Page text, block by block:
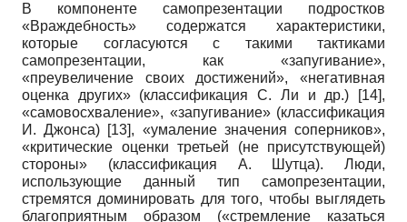
В компоненте самопрезентации подростков
«Враждебность» содержатся характеристики,
которые согласуются с такими тактиками
самопрезентации, как «запугивание»,
«преувеличение своих достижений», «негативная
оценка других» (классификация С. Ли и др.)
[14],
«самовосхваление», «запугивание» (классификация
И. Джонса) [13], «умаление значения соперников»,
«критические оценки третьей (не присутствующей)
стороны» (классификация А. Шутца). Люди,
использующие данный тип самопрезентации,
стремятся доминировать для того, чтобы выглядеть
благоприятным образом («стремление казаться